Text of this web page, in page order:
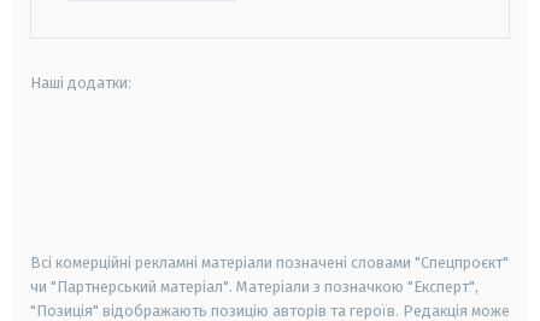
Наші додатки:
Всі комерційні рекламні матеріали позначені словами "Спецпроєкт"
чи "Партнерський матеріал". Матеріали з позначкою "Експерт",
"Позиція" відображають позицію авторів та героїв. Редакція може